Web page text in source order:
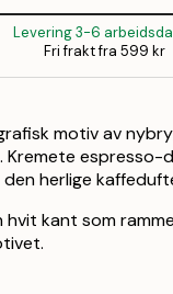
Levering 3-6
Fri frakt fra 599 kr
motiv av
Kremete
herlige
kant som